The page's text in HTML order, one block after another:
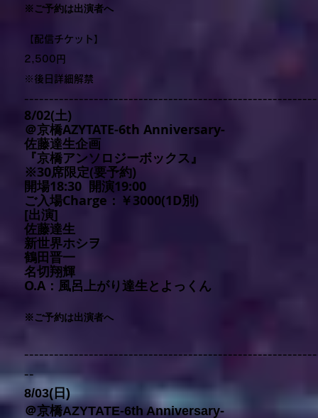
※ご予約は出演者へ
【配信チケット】
2,500円
※後日詳細解禁
8/02(土)
＠京橋AZYTATE-6th Anniversary-
佐藤達生企画
『京橋アンソロジーボックス』
※30席限定(要予約)
開場18:30 開演19:00
ご入場Charge：￥3000(1D別)
[出演]
佐藤達生
新世界ホシヲ
鶴田晋一
名切翔輝
O.A：風呂上がり達生とよっくん
※ご予約は出演者へ
--
8/03(日)
＠京橋AZYTATE-6th Anniversary-